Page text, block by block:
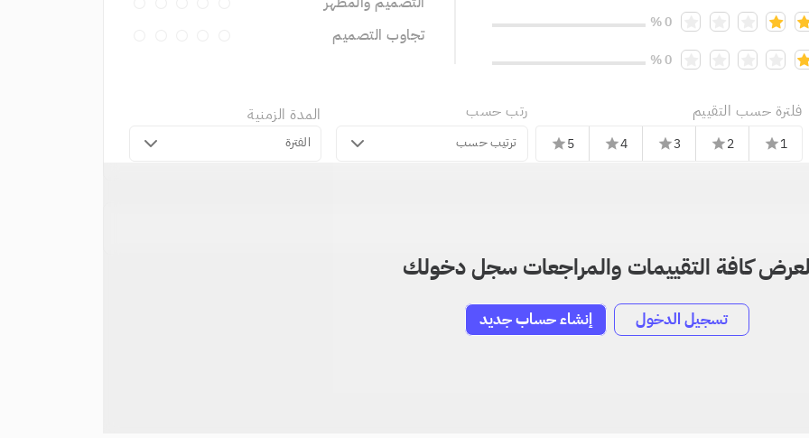
0 %
0 %
تجاوب التصميم
فلترة حسب التقييم
1
star
2
star
3
star
4
star
5
star
رتب حسب
ترتيب حسب
المدة الزمنية
الفترة
لعرض كافة التقييمات والمراجعات سجل دخولك
تسجيل الدخول إنشاء حساب جديد